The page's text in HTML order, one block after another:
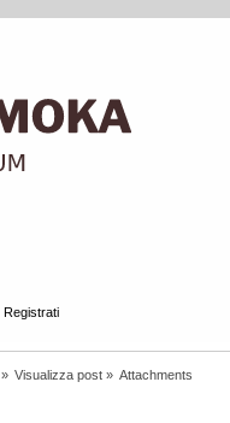
Registrati
» Visualizza post» Attachments